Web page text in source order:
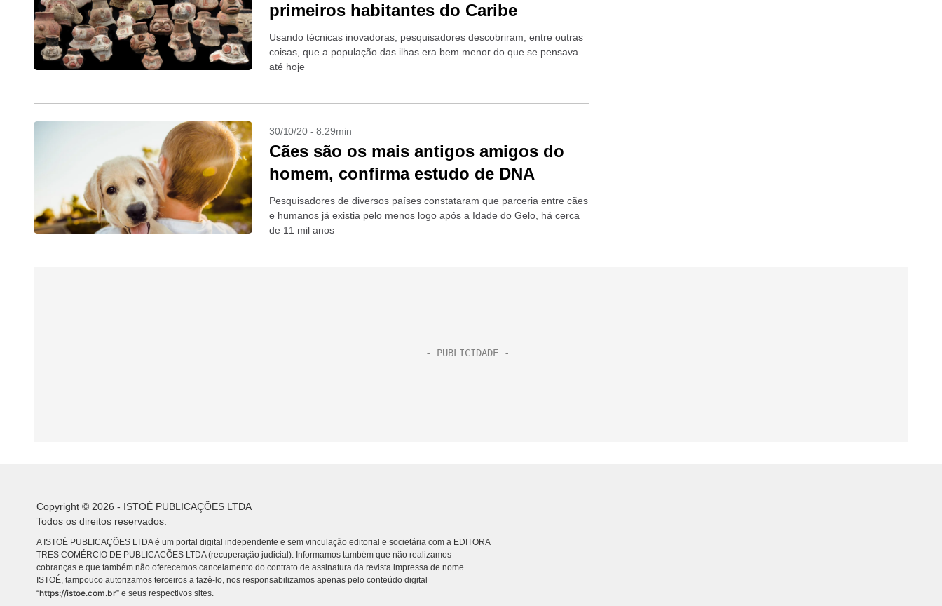
primeiros habitantes do Caribe
Usando técnicas inovadoras, pesquisadores descobriram, entre outras
coisas, que a população das ilhas era bem menor do que se pensava
até hoje
30/10/20 - 8:29min
Cães são os mais antigos amigos do
homem, confirma estudo de DNA
Pesquisadores de diversos países constataram que parceria entre cães
e humanos já existia pelo menos logo após a Idade do Gelo, há cerca
de 11 mil anos
Copyright © 2026 - ISTOÉ PUBLICAÇÕES LTDA
Todos os direitos reservados.
A ISTOÉ PUBLICAÇÕES LTDA é um portal digital independente e sem vinculação editorial e societária com a EDITORA
TRES COMÉRCIO DE PUBLICACÕES LTDA (recuperação judicial). Informamos também que não realizamos
cobranças e que também não oferecemos cancelamento do contrato de assinatura da revista impressa de nome
ISTOÉ, tampouco autorizamos terceiros a fazê-lo, nos responsabilizamos apenas pelo conteúdo digital
“https://istoe.com.br” e seus respectivos sites.